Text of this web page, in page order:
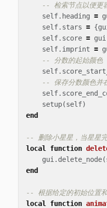
-- 检索节点以便更
self. heading =
self. stars = {
self. score = gui
self. imprint =
-- 分数的起始颜色
self.
-- 保存分数颜色并
self.
setup(self)
end
-- 删除小星星，当星星
local
function
gui . delete_node(
end
-- 根据给定的初始位置
local
function